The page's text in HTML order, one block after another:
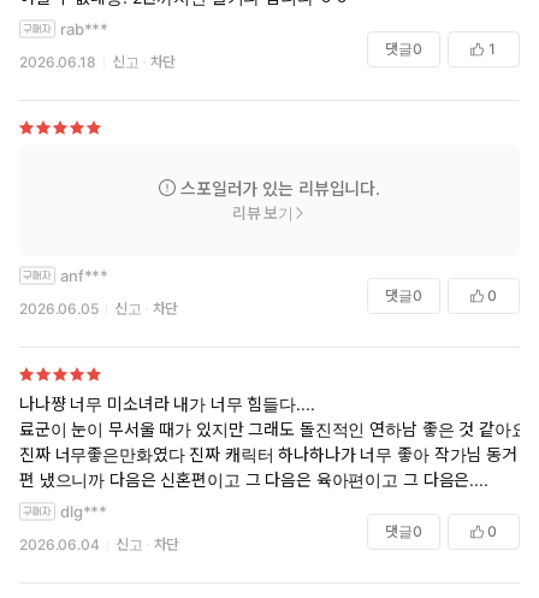
rab***
2026.06.18 신고 차단
댓글0 1
스포일러가 있는 리뷰입니다.
리뷰 보기
anf***
2026.06.05 신고 차단
댓글0 0
나나쨩 너무 미소녀라 내가 너무 힘들다....
료군이 눈이 무서울 때가 있지만 그래도 돌진적인 연하남 좋은 것 같아요
진짜 너무좋은만화였다 진짜 캐릭터 하나하나가 너무 좋아 작가님 동거
편 냈으니까 다음은 신혼편이고 그 다음은 육아편이고 그 다음은....
dlg***
2026.06.04 신고 차단
댓글0 0